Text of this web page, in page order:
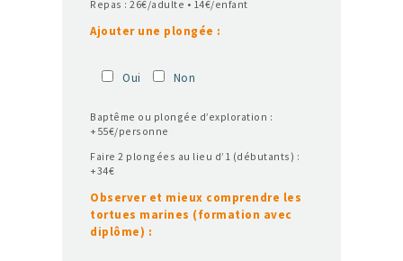
Repas : 26€/adulte • 14€/enfant
Ajouter une plongée :
Oui Non
Baptême ou plongée d’exploration :
+55€/personne
Faire 2 plongées au lieu d’1 (débutants) :
+34€
Observer et mieux comprendre les
tortues marines (formation avec
diplôme) :